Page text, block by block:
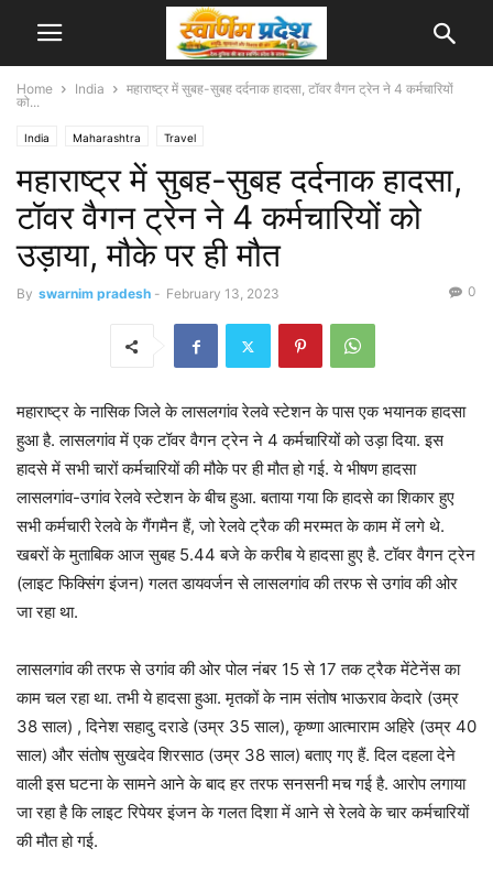
Home India
महाराष्ट्र में सुबह-सुबह दर्दनाक हादसा, टॉवर वैगन ट्रेन ने 4 कर्मचारियों
को...
India Maharashtra Travel
महाराष्ट्र में सुबह-सुबह दर्दनाक हादसा,
टॉवर वैगन ट्रेन ने 4 कर्मचारियों को
उड़ाया, मौके पर ही मौत
By swarnim pradesh - February 13, 2023 0
महाराष्ट्र के नासिक जिले के लासलगांव रेलवे स्टेशन के पास एक भयानक हादसा
हुआ है. लासलगांव में एक टॉवर वैगन ट्रेन ने 4 कर्मचारियों को उड़ा दिया. इस
हादसे में सभी चारों कर्मचारियों की मौके पर ही मौत हो गई. ये भीषण हादसा
लासलगांव-उगांव रेलवे स्टेशन के बीच हुआ. बताया गया कि हादसे का शिकार हुए
सभी कर्मचारी रेलवे के गैंगमैन हैं, जो रेलवे ट्रैक की मरम्मत के काम में लगे थे.
खबरों के मुताबिक आज सुबह 5.44 बजे के करीब ये हादसा हुए है. टॉवर वैगन ट्रेन
(लाइट फिक्सिंग इंजन) गलत डायवर्जन से लासलगांव की तरफ से उगांव की ओर
जा रहा था.
लासलगांव की तरफ से उगांव की ओर पोल नंबर 15 से 17 तक ट्रैक मेंटेनेंस का
काम चल रहा था. तभी ये हादसा हुआ. मृतकों के नाम संतोष भाऊराव केदारे (उम्र
38 साल) , दिनेश सहादु दराडे (उम्र 35 साल), कृष्णा आत्माराम अहिरे (उम्र 40
साल) और संतोष सुखदेव शिरसाठ (उम्र 38 साल) बताए गए हैं. दिल दहला देने
वाली इस घटना के सामने आने के बाद हर तरफ सनसनी मच गई है. आरोप लगाया
जा रहा है कि लाइट रिपेयर इंजन के गलत दिशा में आने से रेलवे के चार कर्मचारियों
की मौत हो गई.